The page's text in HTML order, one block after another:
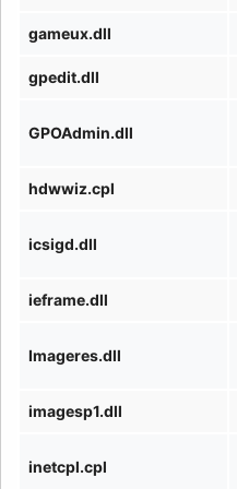
gameux.dll
gpedit.dll
GPOAdmin.dll
hdwwiz.cpl
icsigd.dll
ieframe.dll
Imageres.dll
imagesp1.dll
inetcpl.cpl